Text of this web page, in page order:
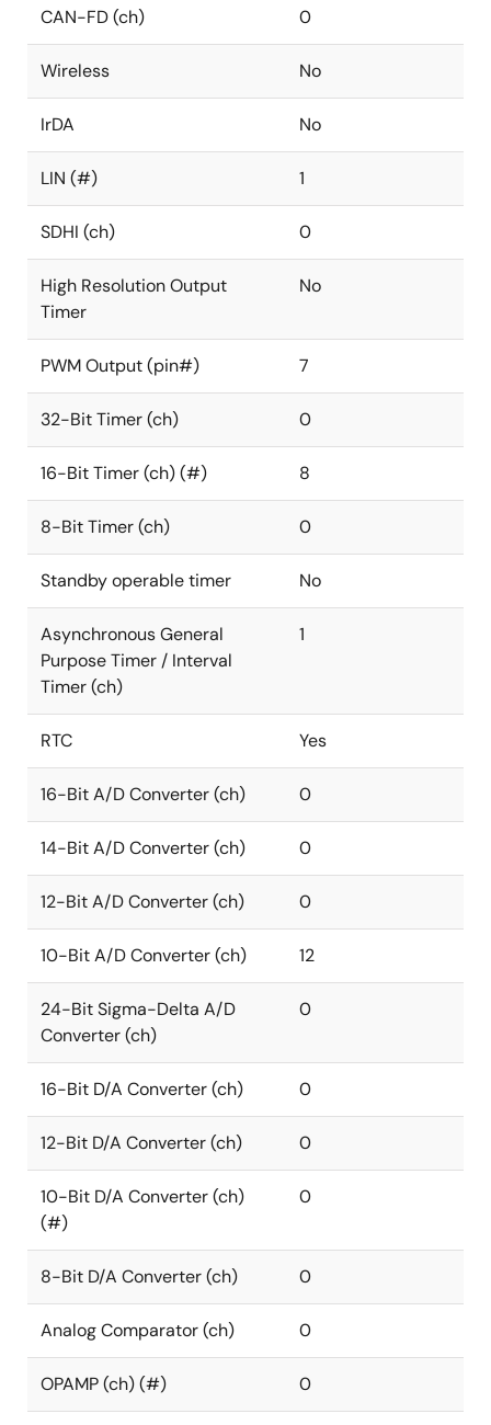
CAN-FD (ch) 0
Wireless No
IrDA No
LIN (#) 1
SDHI (ch) 0
High Resolution Output
Timer
No
PWM Output (pin#) 7
32-Bit Timer (ch) 0
16-Bit Timer (ch) (#) 8
8-Bit Timer (ch) 0
Standby operable timer No
Asynchronous General
Purpose Timer / Interval
Timer (ch)
1
RTC Yes
16-Bit A/D Converter (ch) 0
14-Bit A/D Converter (ch) 0
12-Bit A/D Converter (ch) 0
10-Bit A/D Converter (ch) 12
24-Bit Sigma-Delta A/D
Converter (ch)
0
16-Bit D/A Converter (ch) 0
12-Bit D/A Converter (ch) 0
10-Bit D/A Converter (ch)
(#)
0
8-Bit D/A Converter (ch) 0
Analog Comparator (ch) 0
OPAMP (ch) (#) 0